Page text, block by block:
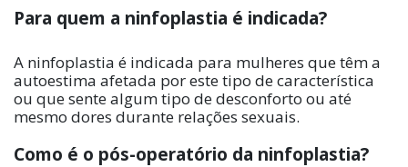
Para quem a ninfoplastia é indicada?
A ninfoplastia é indicada para mulheres que têm a
autoestima afetada por este tipo de característica
ou que sente algum tipo de desconforto ou até
mesmo dores durante relações sexuais.
Como é o pós-operatório da ninfoplastia?